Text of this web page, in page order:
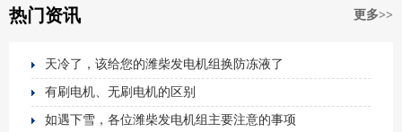
热门资讯 更多>>
天冷了，该给您的潍柴发电机组换防冻液了
有刷电机、无刷电机的区别
如遇下雪，各位潍柴发电机组主要注意的事项